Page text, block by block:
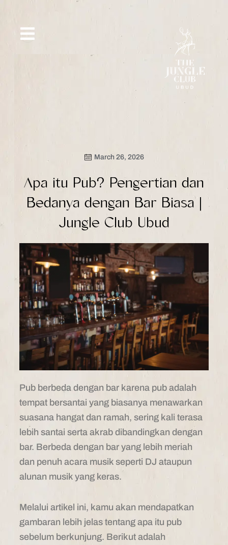
content
March 26, 2026
Apa itu Pub? Pengertian dan
Bedanya dengan Bar Biasa |
Jungle Club Ubud
Pub berbeda dengan bar karena pub adalah
tempat bersantai yang biasanya menawarkan
suasana hangat dan ramah, sering kali terasa
lebih santai serta akrab dibandingkan dengan
bar. Berbeda dengan bar yang lebih meriah
dan penuh acara musik seperti DJ ataupun
alunan musik yang keras.
Melalui artikel ini, kamu akan mendapatkan
gambaran lebih jelas tentang apa itu pub
sebelum berkunjung. Berikut adalah